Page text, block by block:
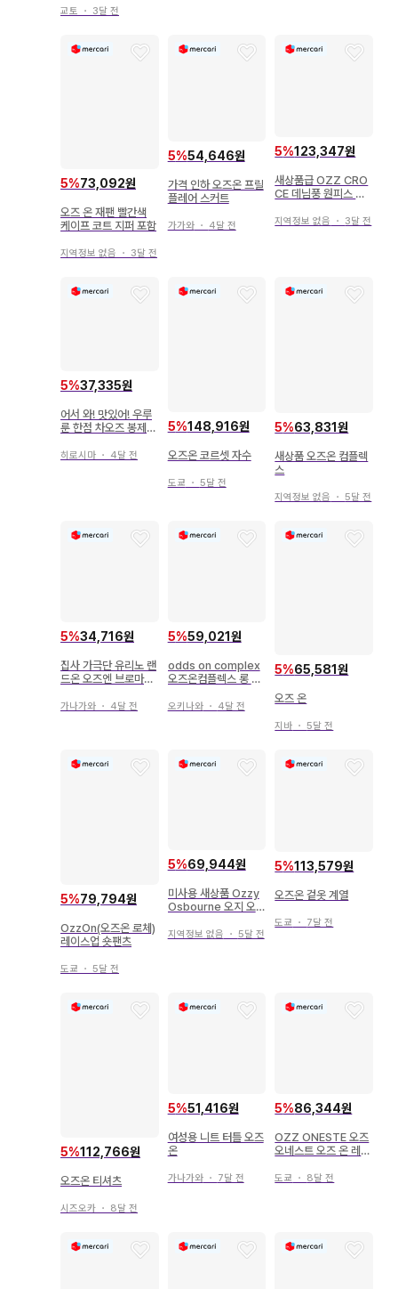
교토 ・ 3달 전
5%73,092원
오즈 온 재팬 빨간색
케이프 코트 지퍼 포함
지역정보 없음 ・ 3달 전
5%54,646원
가격 인하 오즈온 프릴
플레어 스커트
가가와・ 4달 전
5%123,347원
새상품급 OZZ CRO
CE 데님풍 원피스 롱
지역정보 없음 ・ 3달 전
5%37,335원
어서 와! 맛있어! 우루
룬 한점 차오즈 봉제
히로시마 ・ 4달 전
5%148,916원
오즈온 코르셋 자수
도쿄 ・ 5달 전
5%63,831원
새상품 오즈온 컴플렉
스
지역정보 없음 ・5달 전
5%34,716원
집사 가극단 유리노 랜
드온 오즈엔 브로마이
가나가와 ・ 4달 전
5%59,021원
odds on complex
오즈온컴플렉스 롱 셔
오키나와・ 4달 전
5%65,581원
오즈 온
지바 ・5달 전
5%79,794원
OzzOn(오즈온 로체)
레이스업 숏팬츠
도쿄 ・ 5달 전
5%69,944원
미사용 새상품 Ozzy
Osbourne 오지 오즈
지역정보 없음 ・ 5달 전
5%113,579원
오즈온 겉옷 계열
도쿄 ・ 7달 전
5%112,766원
오즈온 티셔츠
시즈오카 ・ 8달 전
5%51,416원
여성용 니트 터틀 오즈
온
가나가와・ 7달 전
5%86,344원
OZZ ONESTE 오즈
오네스트 오즈 온 레이
도쿄 ・ 8달 전